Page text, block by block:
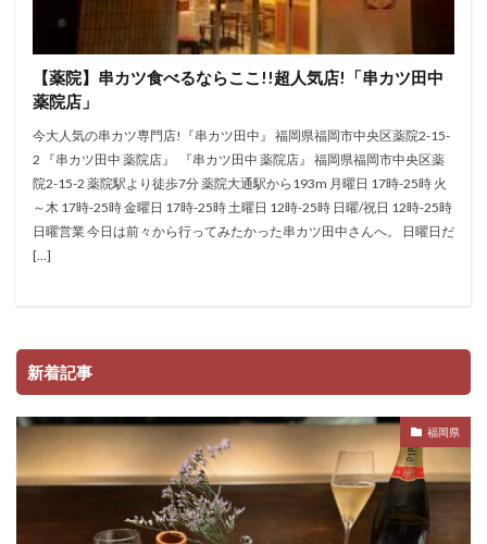
【薬院】串カツ食べるならここ!!超人気店!「串カツ田中
薬院店」
今大人気の串カツ専門店!『串カツ田中』 福岡県福岡市中央区薬院2-15-
2 『串カツ田中 薬院店』 『串カツ田中 薬院店』 福岡県福岡市中央区薬
院2-15-2 薬院駅より徒歩7分 薬院大通駅から193m 月曜日 17時-25時 火
～木 17時-25時 金曜日 17時-25時 土曜日 12時-25時 日曜/祝日 12時-25時
日曜営業 今日は前々から行ってみたかった串カツ田中さんへ。 日曜日だ
[…]
新着記事
福岡県